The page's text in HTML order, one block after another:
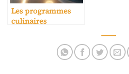
Les programmes
culinaires